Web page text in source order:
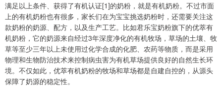
满足以上条件、获得了有机认证[1]的奶粉，就是有机奶粉。不过市面
上的有机奶粉也有很多，家长们在为宝宝挑选奶粉时，还需要关注这
款奶粉的奶源、配方，以及生产工艺。比如君乐宝奶粉旗下的优萃有
机奶粉，它的奶源来自经过3年深度净化的有机牧场，草场的土壤、牧
草等至少三年以上未使用过化学合成的化肥、农药等物质，而是采用
物理和生物防治技术来控制病虫害为有机草场提供良好的自然生长环
境。不仅如此，优萃有机奶粉的牧场和草场都是自建自控的，从源头
保障了奶源的稳定性。